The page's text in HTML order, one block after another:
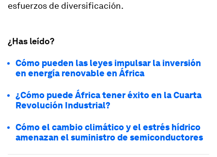
esfuerzos de diversificación.
¿Has leído?
Cómo pueden las leyes impulsar la inversión
en energía renovable en África
¿Cómo puede África tener éxito en la Cuarta
Revolución Industrial?
Cómo el cambio climático y el estrés hídrico
amenazan el suministro de semiconductores